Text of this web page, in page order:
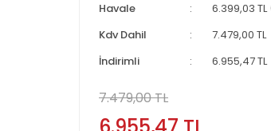
Havale
6.399,03
Kdv Dahil
7.479,00 TL
İndirimli
6.955,47 TL
7.479,00 TL